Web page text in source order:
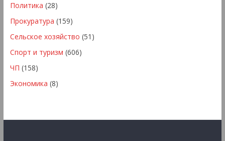
Политика (28)
Прокуратура (159)
Сельское хозяйство (51)
Спорт и туризм (606)
ЧП (158)
Экономика (8)